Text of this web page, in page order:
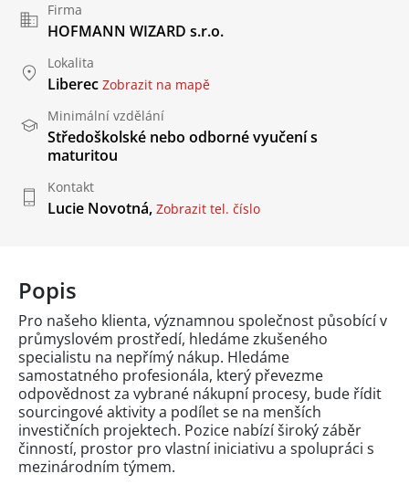
Firma
HOFMANN WIZARD s.r.o.
Lokalita
Liberec Zobrazit na mapě
Minimální vzdělání
Středoškolské nebo odborné vyučení s
maturitou
Kontakt
Lucie Novotná, Zobrazit tel. číslo
Popis
Pro našeho klienta, významnou společnost působící v
průmyslovém prostředí, hledáme zkušeného
specialistu na nepřímý nákup. Hledáme
samostatného profesionála, který převezme
odpovědnost za vybrané nákupní procesy, bude řídit
sourcingové aktivity a podílet se na menších
investičních projektech. Pozice nabízí široký záběr
činností, prostor pro vlastní iniciativu a spolupráci s
mezinárodním týmem.